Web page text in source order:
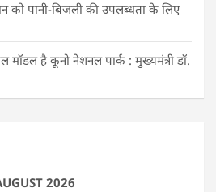
को पानी-बिजली की उपलब्धता के लिए
मॉडल है कूनो नेशनल पार्क : मुख्यमंत्री डॉ.
2026